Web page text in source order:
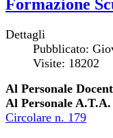
Formazione
Dettagli
Pubblicato:
Visite: 18202
Al Personale
Al Personale A.T.A.
Circolare n. 179